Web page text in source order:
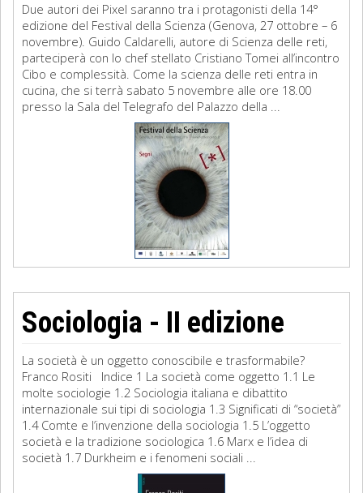
Due autori dei Pixel saranno tra i protagonisti della 14°
edizione del Festival della Scienza (Genova, 27 ottobre – 6
novembre). Guido Caldarelli, autore di Scienza delle reti,
parteciperà con lo chef stellato Cristiano Tomei all’incontro
Cibo e complessità. Come la scienza delle reti entra in
cucina, che si terrà sabato 5 novembre alle ore 18.00
presso la Sala del Telegrafo del Palazzo della ...
Sociologia - II edizione
La società è un oggetto conoscibile e trasformabile?
Franco Rositi Indice 1 La società come oggetto 1.1 Le
molte sociologie 1.2 Sociologia italiana e dibattito
internazionale sui tipi di sociologia 1.3 Significati di “società”
1.4 Comte e l’invenzione della sociologia 1.5 L’oggetto
società e la tradizione sociologica 1.6 Marx e l’idea di
società 1.7 Durkheim e i fenomeni sociali ...